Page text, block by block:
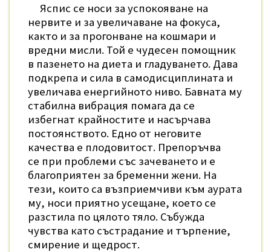
Яспис се носи за успокояване на
нервите и за увеличаване на фокуса,
както и за прогонване на кошмари и
вредни мисли. Той е чудесен помощник
в пазенето на диета и гладуването. Дава
подкрепа и сила в самодисциплината и
увеличава енергийното ниво. Бавната му
стабилна вибрация помага да се
избегнат крайностите и насърчава
постоянството. Едно от неговите
качества е плодовитост. Препоръчва
се при проблеми със зачеването и е
благоприятен за бременни жени. На
тези, които са възприемчиви към аурата
му, носи приятно усещане, което се
разстила по цялото тяло. Събужда
чувства като състрадание и търпение,
смирение и щедрост.